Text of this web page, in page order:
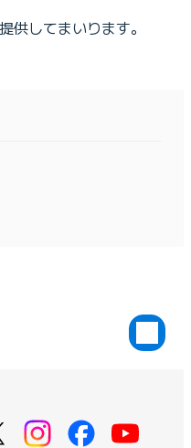
してまいります。